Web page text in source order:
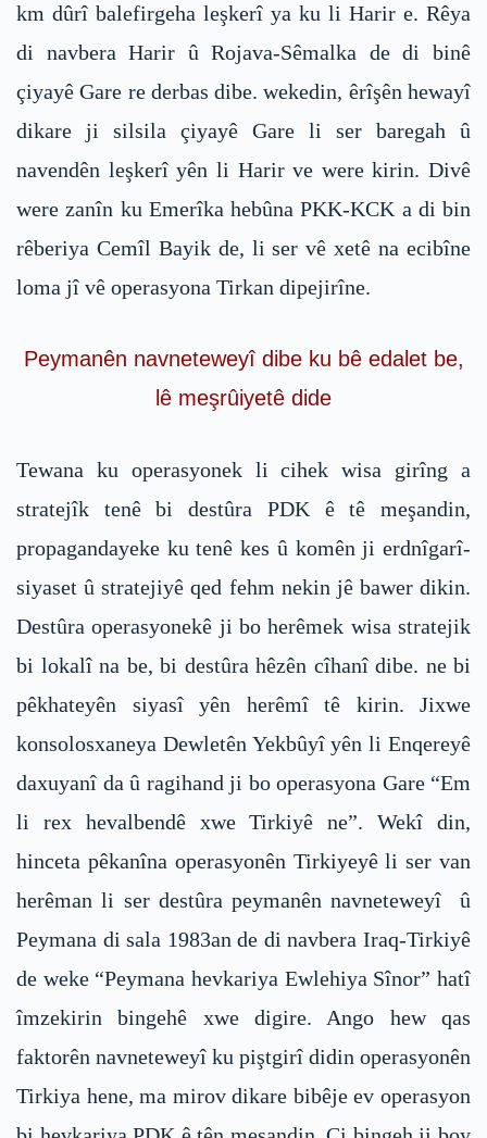
km dûrî balefirgeha leşkerî ya ku li Harir e. Rêya
di navbera Harir û Rojava-Sêmalka de di binê
çiyayê Gare re derbas dibe. wekedin, êrîşên hewayî
dikare ji silsila çiyayê Gare li ser baregah û
navendên leşkerî yên li Harir ve were kirin. Divê
were zanîn ku Emerîka hebûna PKK-KCK a di bin
rêberiya Cemîl Bayik de, li ser vê xetê na ecibîne
loma jî vê operasyona Tirkan dipejirîne.
Peymanên navneteweyî dibe ku bê edalet be,
lê meşrûiyetê dide
Tewana ku operasyonek li cihek wisa girîng a
stratejîk tenê bi destûra PDK ê tê meşandin,
propagandayeke ku tenê kes û komên ji erdnîgarî-
siyaset û stratejiyê qed fehm nekin jê bawer dikin.
Destûra operasyonekê ji bo herêmek wisa stratejik
bi lokalî na be, bi destûra hêzên cîhanî dibe. ne bi
pêkhateyên siyasî yên herêmî tê kirin. Jixwe
konsolosxaneya Dewletên Yekbûyî yên li Enqereyê
daxuyanî da û ragihand ji bo operasyona Gare “Em
li rex hevalbendê xwe Tirkiyê ne”. Wekî din,
hinceta pêkanîna operasyonên Tirkiyeyê li ser van
herêman li ser destûra peymanên navneteweyî û
Peymana di sala 1983an de di navbera Iraq-Tirkiyê
de weke “Peymana hevkariya Ewlehiya Sînor” hatî
îmzekirin bingehê xwe digire. Ango hew qas
faktorên navneteweyî ku piştgirî didin operasyonên
Tirkiya hene, ma mirov dikare bibêje ev operasyon